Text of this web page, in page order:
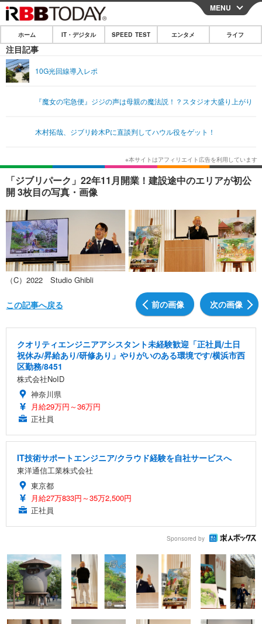
CLOSE
ホーム
IT・デジタル
ショッピング その他
エンタメTOP 映画・ドラマ
韓国・芸能
音楽 スポーツ
ショッピング その他
ライフTOP グルメ
ペット ショッピング
その他
リリース一覧
プッシュ通知の停止方法
MENU
ホーム IT・デジタル SPEED TEST エンタメ ライフ
注目記事
10G光回線導入レポ
『魔女の宅急便』ジジの声は母親の魔法説！？スタジオ大盛り上がり
木村拓哉、ジブリ鈴木Pに直談判してハウル役をゲット！
「ジブリパーク」22年11月開業！建設途中のエリアが初公
開 3枚目の写真・画像
（C）2022 Studio Ghibli
前の画像 次の画像
この記事へ戻る
クオリティエンジニアアシスタント未経験歓迎「正社員/土日
祝休み/昇給あり/研修あり」やりがいのある環境です/横浜市西
区勤務/8451
株式会社NoID
神奈川県
月給29万円～36万円
正社員
IT技術サポートエンジニア/クラウド経験を自社サービスへ
東洋通信工業株式会社
東京都
月給27万833円～35万2,500円
正社員
Sponsored by